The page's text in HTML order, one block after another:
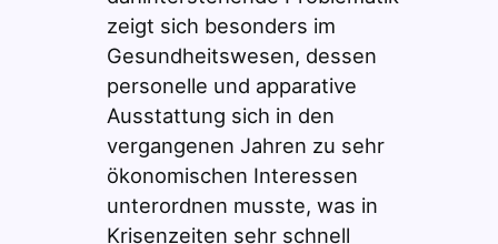
zeigt sich besonders im
Gesundheitswesen, dessen
personelle und apparative
Ausstattung sich in den
vergangenen Jahren zu sehr
ökonomischen Interessen
unterordnen musste, was in
Krisenzeiten sehr schnell